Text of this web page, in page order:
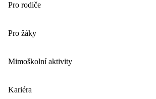
Pro rodiče
Pro žáky
Mimoškolní aktivity
Kariéra